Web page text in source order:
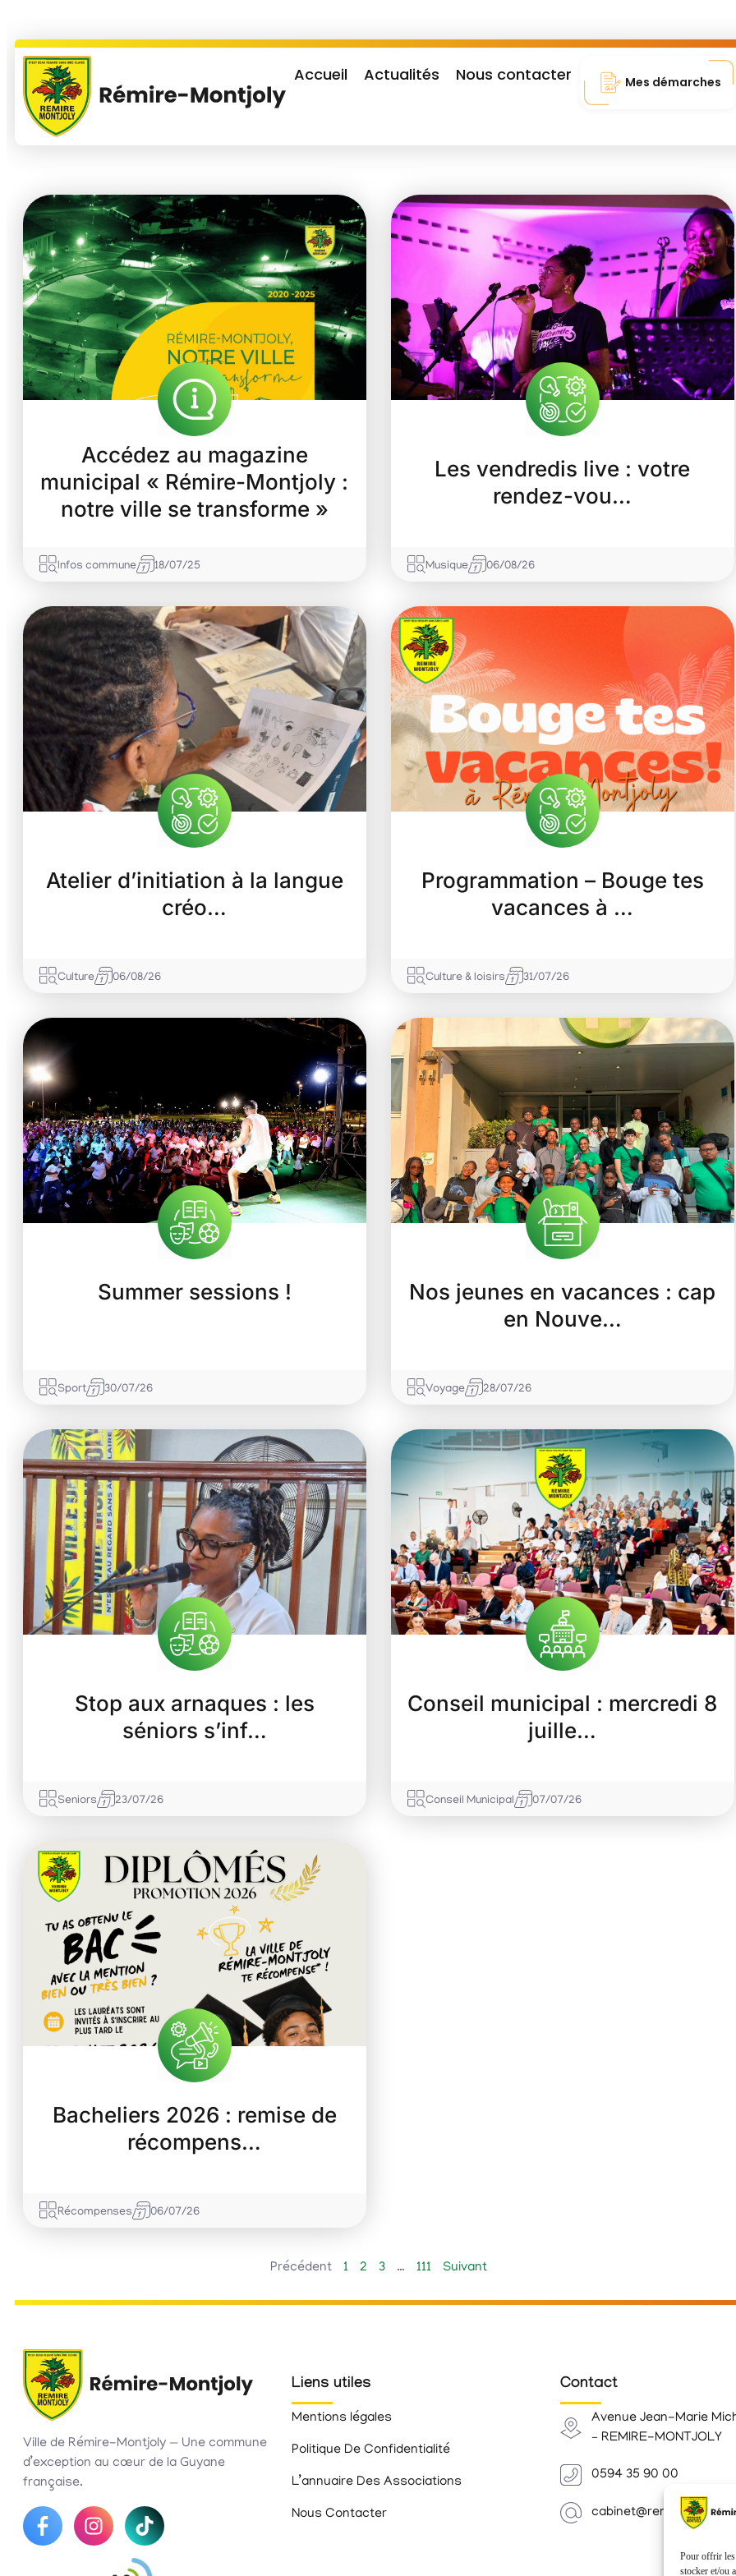
Pour offrir les
stocker et/ou
Accueil Actualités Nous contacter Mes démarches
Accédez au magazine
municipal « Rémire-Montjoly :
notre ville se transforme »
Infos commune 18/07/25
Les vendredis live : votre
rendez-vou…
Musique 06/08/26
Atelier d’initiation à la langue
créo…
Culture 06/08/26
Programmation – Bouge tes
vacances à …
Culture & loisirs 31/07/26
Summer sessions !
Sport 30/07/26
Nos jeunes en vacances : cap
en Nouve…
Voyage 28/07/26
Stop aux arnaques : les
séniors s’inf…
Seniors 23/07/26
Conseil municipal : mercredi 8
juille…
Conseil Municipal 07/07/26
Bacheliers 2026 : remise de
récompens…
Récompenses 06/07/26
Précédent 1 2 3 … 111 Suivant
Ville de Rémire-Montjoly — Une commune
d’exception au cœur de la Guyane
française.
Liens utiles
Mentions légales
Politique De Confidentialité
L’annuaire Des Associations
Nous Contacter
Contact
Avenue Jean-Marie
– REMIRE-MONTJOLY
0594 35 90 00